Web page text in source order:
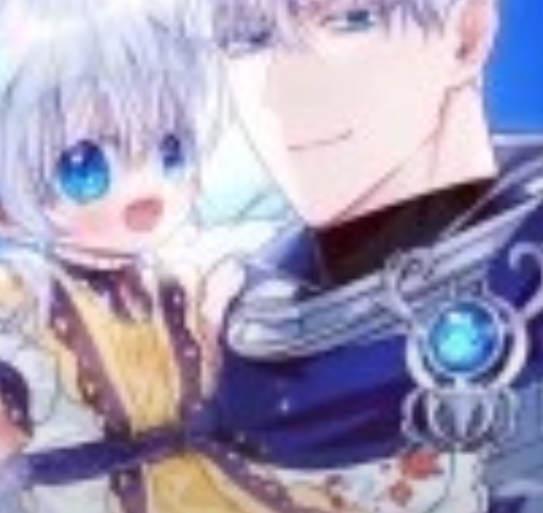
Tu Tiên
Ngôn Tình
Slice Of Life
School Life
Manga
Supernatural
Xuyên Không
Shounen
Cổ Đại
Mystery